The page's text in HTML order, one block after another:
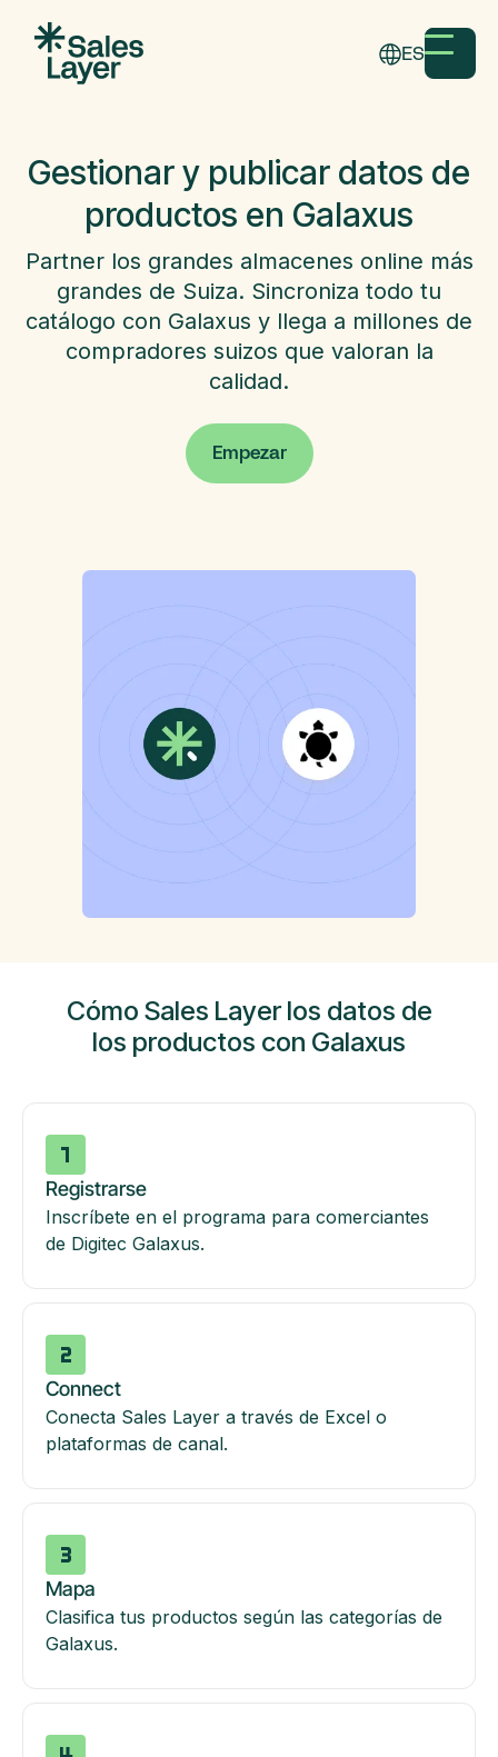
ES
Gestionar y publicar datos de
productos en Galaxus
Partner los grandes almacenes online más
grandes de Suiza. Sincroniza todo tu
catálogo con Galaxus y llega a millones de
compradores suizos que valoran la
calidad.
Empezar
Cómo Sales Layer los datos de
los productos con Galaxus
Registrarse
Inscríbete en el programa para comerciantes
de Digitec Galaxus.
Connect
Conecta Sales Layer a través de Excel o
plataformas de canal.
Mapa
Clasifica tus productos según las categorías de
Galaxus.